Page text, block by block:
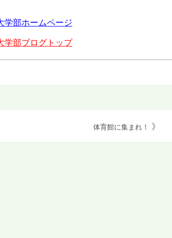
学部ホームページ
学部ブログトップ
体育館に集まれ！ 》